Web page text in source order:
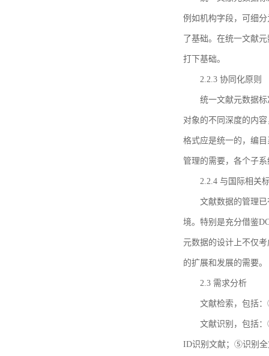
例如机构字段，可细
了基础。在统一文献
打下基础。
2.2.3 协同化原则
统一文献元数据
对象的不同深度的内
格式应是统一的，编
管理的需要，各个子
2.2.4 与国际相关
文献数据的管理
境。特别是充分借鉴
元数据的设计上不仅
的扩展和发展的需要。
2.3 需求分析
文献检索，包括
文献识别，包括
ID识别文献；⑤识别全